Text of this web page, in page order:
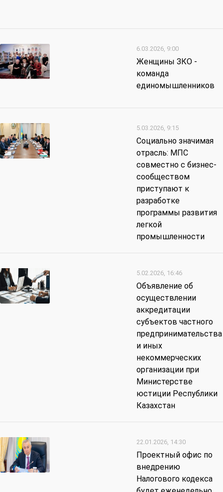
6.03.2026, 9:00
Женщины ЗКО -
команда
единомышленников
5.03.2026, 9:15
Социально значимая
отрасль: МПС
совместно с бизнес-
сообществом
приступают к
разработке
программы развития
легкой
промышленности
5.02.2026, 16:46
Объявление об
осуществлении
аккредитации
субъектов частного
предпринимательства
и иных
некоммерческих
организации при
Министерстве
юстиции Республики
Казахстан
22.01.2026, 14:30
Проектный офис по
внедрению
Налогового кодекса